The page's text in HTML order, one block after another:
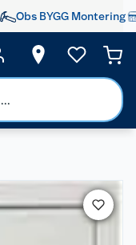
Obs BYGG Montering